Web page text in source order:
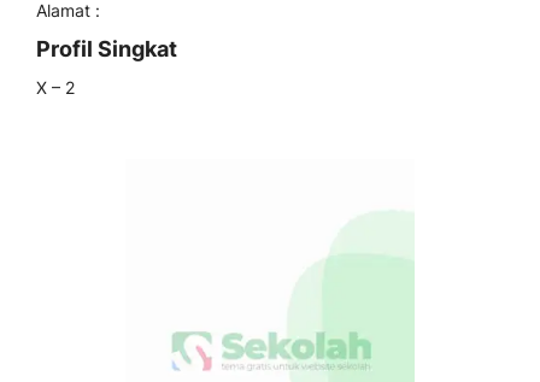
Alamat :
Profil Singkat
X – 2